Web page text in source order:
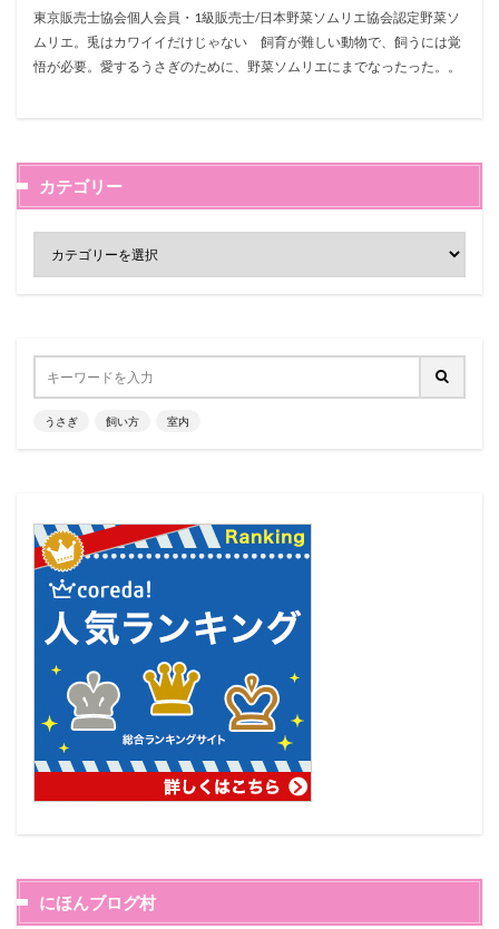
東京販売士協会個人会員・1級販売士/日本野菜ソムリエ協会認定野菜ソ
ムリエ。兎はカワイイだけじゃない 飼育が難しい動物で、飼うには覚
悟が必要。愛するうさぎのために、野菜ソムリエにまでなったった。。
カテゴリー
うさぎ 飼い方 室内
にほんブログ村